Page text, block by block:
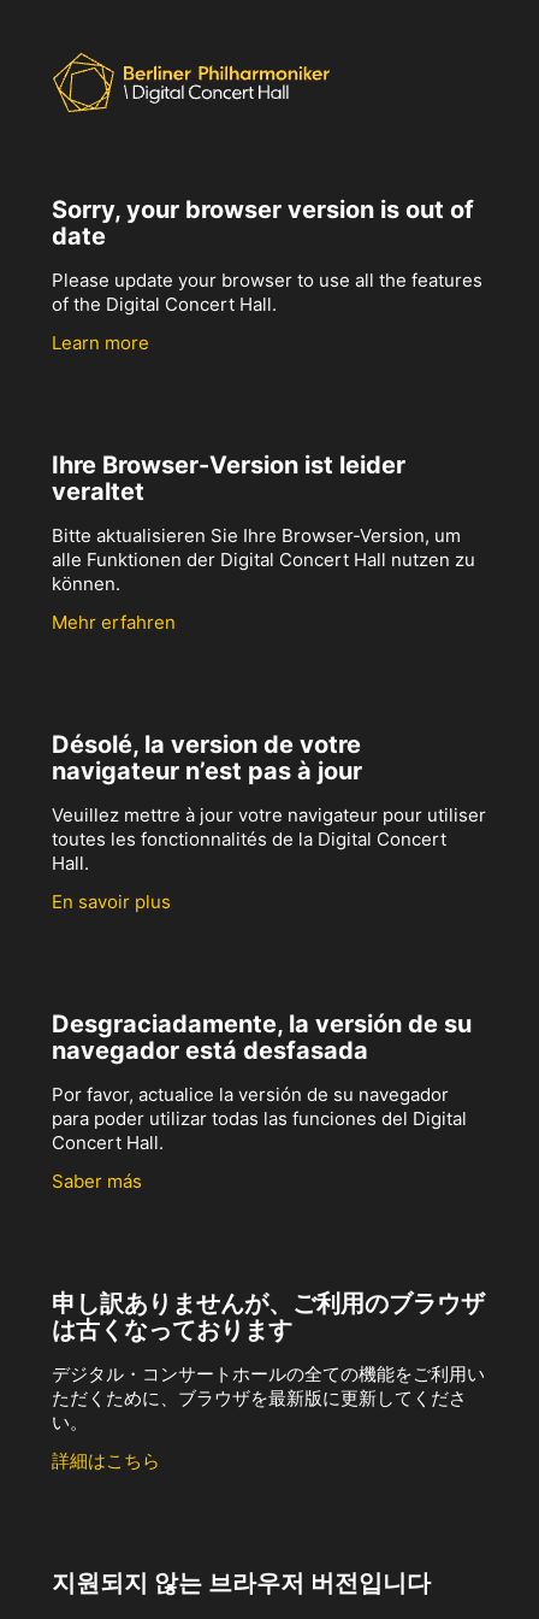
Sorry, your browser version is out of
date
Please update your browser to use all the features
of the Digital Concert Hall.
Learn more
Ihre Browser-Version ist leider
veraltet
Bitte aktualisieren Sie Ihre Browser-Version, um
alle Funktionen der Digital Concert Hall nutzen zu
können.
Mehr erfahren
Désolé, la version de votre
navigateur n’est pas à jour
Veuillez mettre à jour votre navigateur pour utiliser
toutes les fonctionnalités de la Digital Concert
Hall.
En savoir plus
Desgraciadamente, la versión de su
navegador está desfasada
Por favor, actualice la versión de su navegador
para poder utilizar todas las funciones del Digital
Concert Hall.
Saber más
申し訳ありませんが、ご利用のブラウザ
は古くなっております
デジタル・コンサートホールの全ての機能をご利用い
ただくために、ブラウザを最新版に更新してくださ
い。
詳細はこちら
지원되지 않는 브라우저 버전입니다